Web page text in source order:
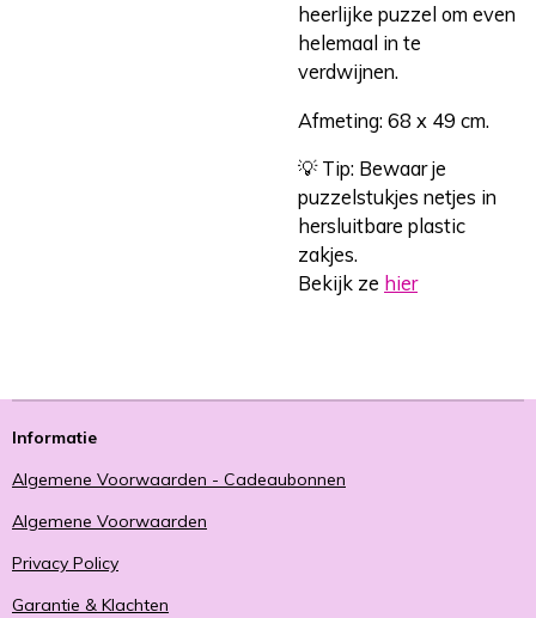
heerlijke puzzel om even
helemaal in te
verdwijnen.
Afmeting: 68 x 49 cm.
💡 Tip: Bewaar je
puzzelstukjes netjes in
hersluitbare plastic
zakjes.
Bekijk ze hier
Informatie
Algemene Voorwaarden - Cadeaubonnen
Algemene Voorwaarden
Privacy Policy
Garantie & Klachten